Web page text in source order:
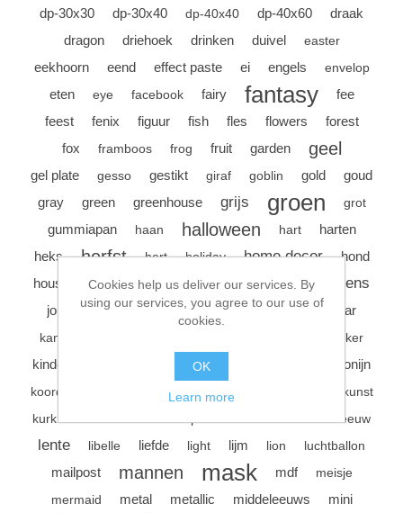
dp-30x30 dp-30x40 dp-40x40 dp-40x60
draak
dragon
driehoek drinken duivel easter
eekhoorn eend effect paste ei engels envelop
eten eye facebook fairy fantasy
fee
feest
fenix figuur fish fles flowers
forest
fox
framboos frog fruit garden geel
gel plate gesso gestikt giraf goblin gold
goud
gray
green greenhouse grijs groen grot
gummiapan haan halloween hart
harten
heks
herfst hert holiday home decor
hond
house
hout huis ijs insecten jager jongens
journal kaart kabouter kadootje kandelaar
kantoor kikker
kinderen klok konijn
koord
kunst
kurk
leeuw
lente libelle liefde light lijm lion luchtballon
mailpost mannen mask mdf
meisje
mermaid
metal metallic middeleeuws mini
Cookies help us deliver our services. By
using our services, you agree to our use of
cookies.
OK
Learn more